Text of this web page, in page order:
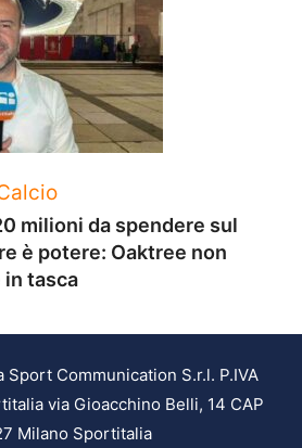
milioni da spendere sul
è potere: Oaktree non
in tasca
Sport Communication S.r.l. P.IVA
via Gioacchino Belli, 14 CAP
Milano Sportitalia